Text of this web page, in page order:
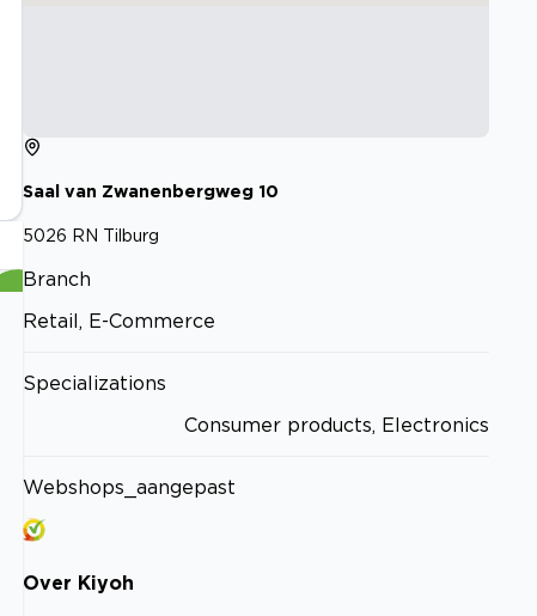
Saal van Zwanenbergweg 10
5026 RN Tilburg
Branch
Retail, E-Commerce
Specializations
Consumer products, Electronics
Webshops_aangepast
Over Kiyoh